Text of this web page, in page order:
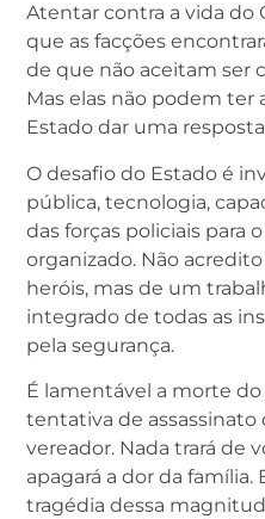
Atentar contra a vida do
que as facções
de que não aceitam ser
Mas elas não podem ter
Estado dar uma
O desafio do Estado é
pública, tecnologia,
das forças policiais para
organizado. Não
heróis, mas de um
integrado de todas as
pela segurança.
É lamentável a morte
tentativa de
vereador. Nada trará de
apagará a dor da
tragédia dessa